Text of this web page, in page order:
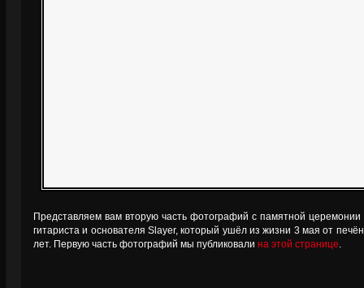
Представляем вам вторую часть фотографий с памятной
гитариста и основателя Slayer, который ушёл из жизни 3 мая от
лет. Первую часть фотографий мы публиковали на этой странице.